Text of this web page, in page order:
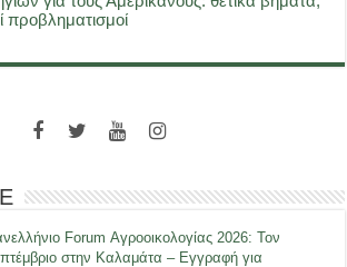
προβληματισμοί
Forum Αγροοικολογίας 2026: Τον
στην Καλαμάτα – Εγγραφή για